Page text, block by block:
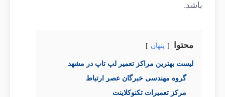
باشد.
محتوا پنهان
لیست بهترین مراکز تعمیر لپ تاپ در مشهد
گروه مهندسی خبرگان عصر ارتباط
مرکز تعمیرات تکنوکلاینت